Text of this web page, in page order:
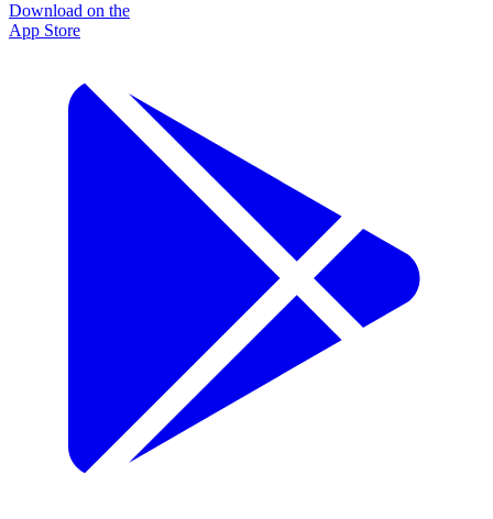
Download on the
App Store